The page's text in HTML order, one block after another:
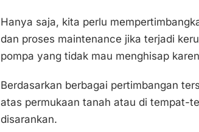
Hanya saja, kita perlu
dan proses maintenance jika terjadi
pompa yang tidak mau menghisap
Berdasarkan berbagai pertimbangan
atas permukaan tanah atau di tempat-
disarankan.